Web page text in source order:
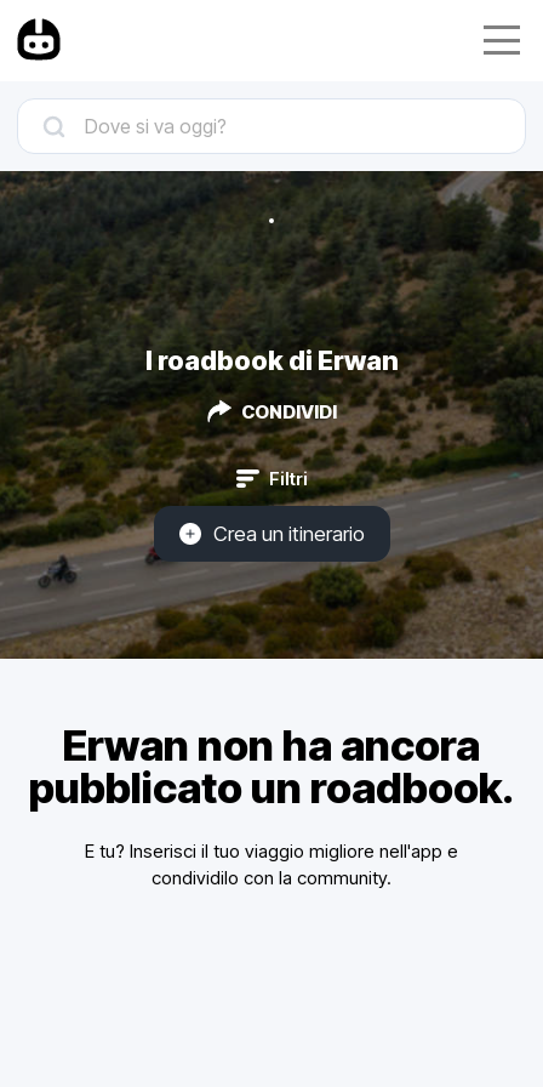
I roadbook di Erwan
CONDIVIDI
Filtri
Crea un itinerario
Erwan non ha ancora
pubblicato un roadbook.
E tu? Inserisci il tuo viaggio migliore nell'app e
condividilo con la community.